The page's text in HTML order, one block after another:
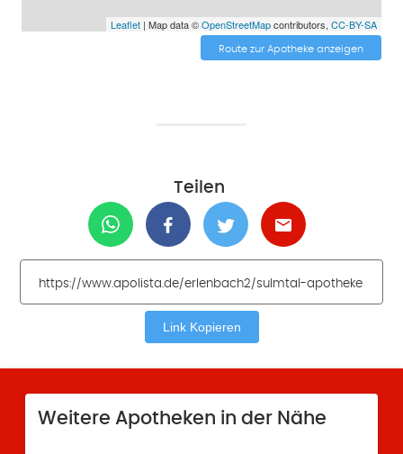
Leaflet| Map data ©OpenStreetMapcontributors, CC-BY-SA
Route zur Apotheke anzeigen
Teilen
Link Kopieren
Weitere Apotheken in der Nähe